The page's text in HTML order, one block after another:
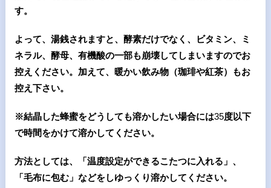
す。
よって、湯銭されますと、酵素だけでなく、ビタミン、ミ
ネラル、酵母、有機酸の一部も崩壊してしまいますのでお
控えください。加えて、暖かい飲み物（珈琲や紅茶）もお
控え下さい。
※結晶した蜂蜜をどうしても溶かしたい場合には35度以下
で時間をかけて溶かしてください。
方法としては、「温度設定ができるこたつに入れる」、
「毛布に包む」などをしゆっくり溶かしてください。